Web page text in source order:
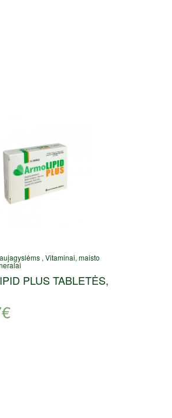
,Vitaminai, maisto
PLUS TABLETĖS,
€